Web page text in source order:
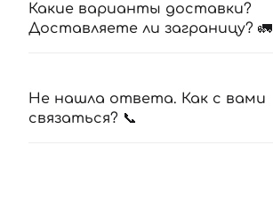
Какие варианты доставки?
Доставляете ли заграницу? 🚛
Не нашла ответа. Как с вами
связаться? 📞